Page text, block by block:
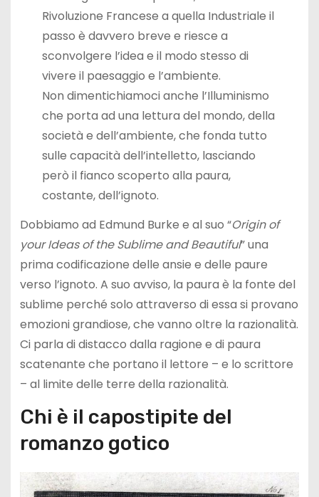
Rivoluzione Francese a quella Industriale il
passo è davvero breve e riesce a
sconvolgere l’idea e il modo stesso di
vivere il paesaggio e l’ambiente.
Non dimentichiamoci anche l’Illuminismo
che porta ad una lettura del mondo, della
società e dell’ambiente, che fonda tutto
sulle capacità dell’intelletto, lasciando
però il fianco scoperto alla paura,
costante, dell’ignoto.
Dobbiamo ad Edmund Burke e al suo “Origin of
your Ideas of the Sublime and Beautiful” una
prima codificazione delle ansie e delle paure
verso l’ignoto. A suo avviso, la paura è la fonte del
sublime perché solo attraverso di essa si provano
emozioni grandiose, che vanno oltre la razionalità.
Ci parla di distacco dalla ragione e di paura
scatenante che portano il lettore – e lo scrittore
– al limite delle terre della razionalità.
Chi è il capostipite del
romanzo gotico